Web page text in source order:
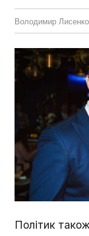
Володимир Лисенко
Політик